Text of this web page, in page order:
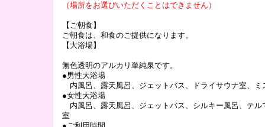
（場所をお選びいただくことはできません）
【ご朝食】
ご朝食は、和食のご提供になります。
【大浴場】
無色透明のアルカリ単純泉です。
●男性大浴場
内風呂、露天風呂、ジェットバス、ドライサウナ室、ミ
●女性大浴場
内風呂、露天風呂、ジェットバス、シルキー風呂、テル
室